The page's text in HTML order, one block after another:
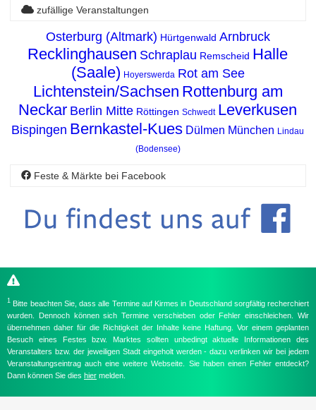
zufällige Veranstaltungen
Osterburg (Altmark) Hürtgenwald Arnbruck
Recklinghausen Schraplau Remscheid Halle
(Saale) Hoyerswerda Rot am See
Lichtenstein/Sachsen Rottenburg am
Neckar Berlin Mitte Röttingen Schwedt Leverkusen
Bispingen Bernkastel-Kues Dülmen München Lindau
(Bodensee)
Feste & Märkte bei Facebook
1 Bitte beachten Sie, dass alle Termine auf Kirmes in Deutschland sorgfältig recherchiert
wurden. Dennoch können sich Termine verschieben oder Fehler einschleichen. Wir
übernehmen daher für die Richtigkeit der Inhalte keine Haftung. Vor einem geplanten
Besuch eines Festes bzw. Marktes sollten unbedingt aktuelle Informationen des
Veranstalters bzw. der jeweiligen Stadt eingeholt werden - dazu verlinken wir bei jedem
Veranstaltungseintrag auch eine weitere Webseite. Sie haben einen Fehler entdeckt?
Dann können Sie dies hier melden.